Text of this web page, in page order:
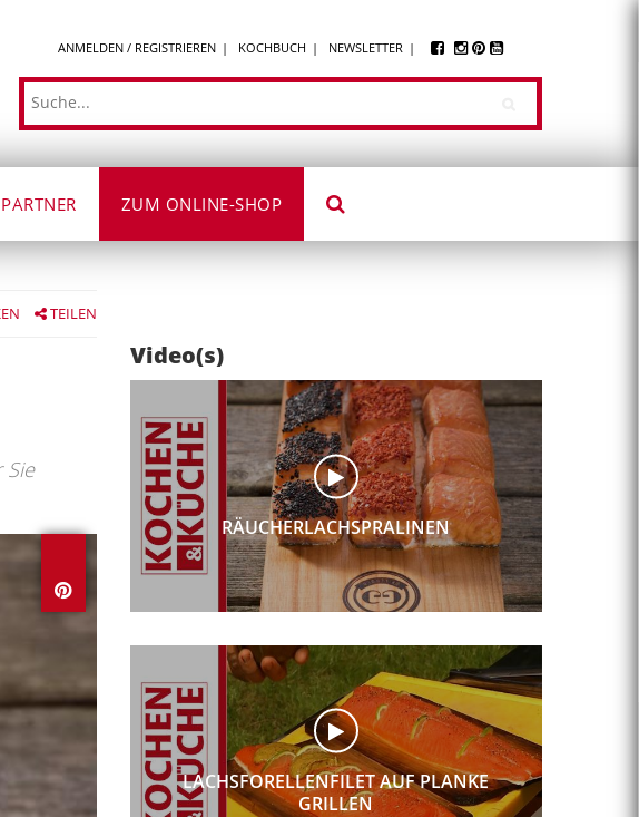
ANMELDEN / REGISTRIEREN KOCHBUCH NEWSLETTER
Suche
PARTNER ZUM ONLINE-SHOP
TEILEN
Video(s)
RÄUCHERLACHSPRALINEN
LACHSFORELLENFILET AUF PLANKE
GRILLEN